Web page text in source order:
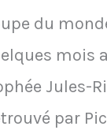
du
mois
Jules-
par